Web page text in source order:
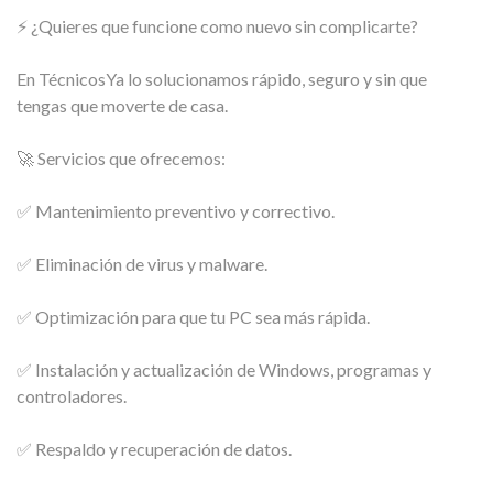
⚡ ¿Quieres que funcione como nuevo sin complicarte?
En TécnicosYa lo solucionamos rápido, seguro y sin que
tengas que moverte de casa.
🚀 Servicios que ofrecemos:
✅ Mantenimiento preventivo y correctivo.
✅ Eliminación de virus y malware.
✅ Optimización para que tu PC sea más rápida.
✅ Instalación y actualización de Windows, programas y
controladores.
✅ Respaldo y recuperación de datos.